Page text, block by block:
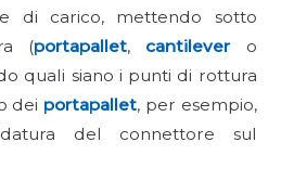
di carico, mettendo sotto
(portapallet, cantilevero
quali siano i punti di rottura
dei portapallet, per esempio,
del connettore sul